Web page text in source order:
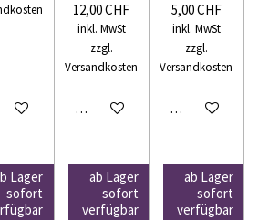
Warenkorb
12,00 CHF
inkl. MwSt
zzgl.
Versandkosten
In den Warenkorb
5,00 CHF
inkl. MwSt
zzgl.
Versandkosten
In den
Lager
sofort
ab Lager
sofort
verfügbar
ab Lager
sofort
verfügbar